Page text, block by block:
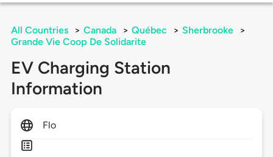
All Countries > Canada > Québec > Sherbrooke
>
Grande Vie Coop De Solidarite
EV Charging Station
Information
Flo